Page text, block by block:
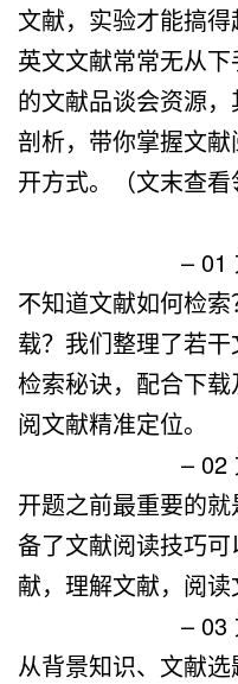
文献，实验才能搞
英文文献常常无从
的文献品谈会资源
剖析，带你掌握文
开方式。
（文末查
– 01
不知道文献如何检
载？我们整理了若
检索秘诀，配合下
阅文献精准定位。
– 02
开题之前最重要的
备了文献阅读技巧
献，理解文献，阅读
– 03
从背景知识、文献